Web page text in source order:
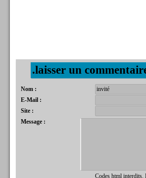
.laisser un
Nom :
E-Mail :
Site :
Message :
Codes html interdits.